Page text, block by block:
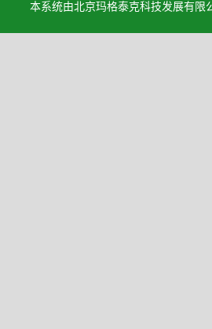
本系统由北京玛格泰克科技发展有